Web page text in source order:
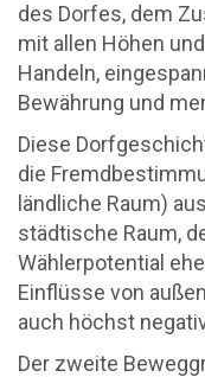
des Dorfes, dem
mit allen Höhen
Handeln,
Bewährung und
Diese
die
ländliche Raum)
städtische Raum,
Wählerpotential
Einflüsse von
auch höchst
Der zweite